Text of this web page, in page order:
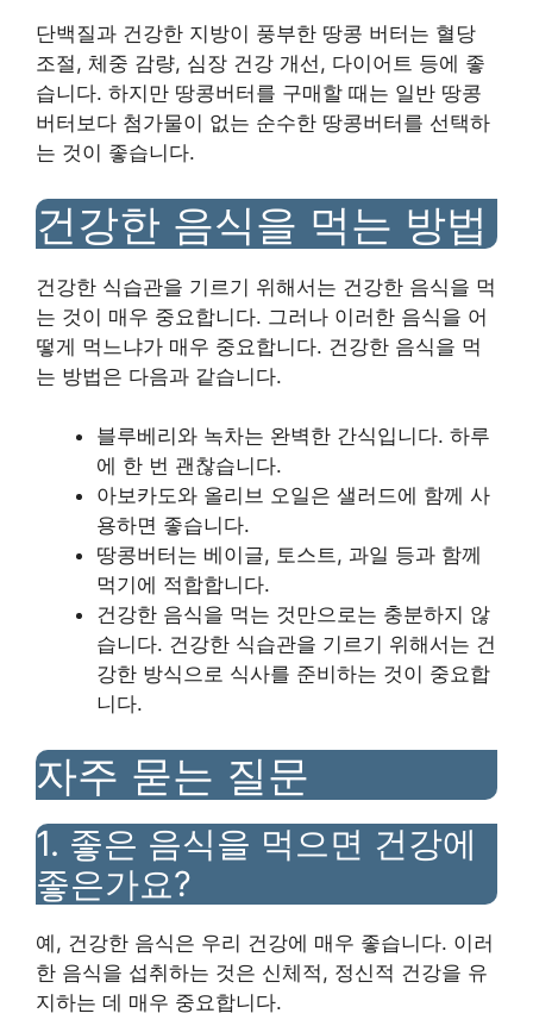
단백질과 건강한 지방이 풍부한 땅콩 버터는 혈당
조절, 체중 감량, 심장 건강 개선, 다이어트 등에 좋
습니다. 하지만 땅콩버터를 구매할 때는 일반 땅콩
버터보다 첨가물이 없는 순수한 땅콩버터를 선택하
는 것이 좋습니다.
건강한 음식을 먹는 방법
건강한 식습관을 기르기 위해서는 건강한 음식을 먹
는 것이 매우 중요합니다. 그러나 이러한 음식을 어
떻게 먹느냐가 매우 중요합니다. 건강한 음식을 먹
는 방법은 다음과 같습니다.
블루베리와 녹차는 완벽한 간식입니다. 하루
에 한 번 괜찮습니다.
아보카도와 올리브 오일은 샐러드에 함께 사
용하면 좋습니다.
땅콩버터는 베이글, 토스트, 과일 등과 함께
먹기에 적합합니다.
건강한 음식을 먹는 것만으로는 충분하지 않
습니다. 건강한 식습관을 기르기 위해서는 건
강한 방식으로 식사를 준비하는 것이 중요합
니다.
자주 묻는 질문
1. 좋은 음식을 먹으면 건강에
좋은가요?
예, 건강한 음식은 우리 건강에 매우 좋습니다. 이러
한 음식을 섭취하는 것은 신체적, 정신적 건강을 유
지하는 데 매우 중요합니다.